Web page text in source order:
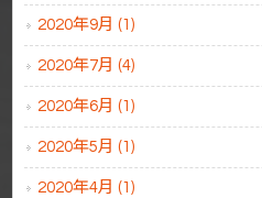
2020年9月 (1)
2020年7月 (4)
2020年6月 (1)
2020年5月 (1)
2020年4月 (1)